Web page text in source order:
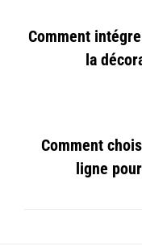
Comment
la
Comment
ligne